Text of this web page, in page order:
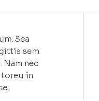
Sea
sem
nec
toreu in